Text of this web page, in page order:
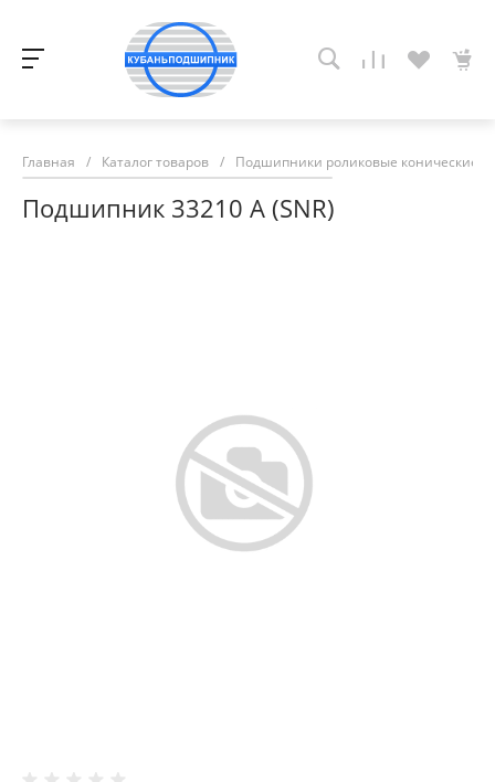
Главная / Каталог товаров / Подшипники роликовые конические
Подшипник 33210 А (SNR)